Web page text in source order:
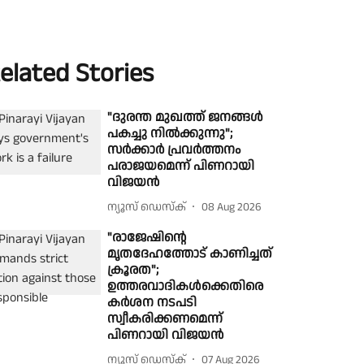
Stories
"ദുരന്ത മുഖത്ത് ജനങ്ങൾ
പകച്ചു നിൽക്കുന്നു";
സർക്കാർ പ്രവർത്തനം
പരാജയമെന്ന് പിണറായി
വിജയൻ
ന്യൂസ് ഡെസ്ക് 08 Aug 2026
"രാജേഷിൻ്റെ
മൃതദേഹത്തോട് കാണിച്ചത്
ക്രൂരത";
ഉത്തരവാദികൾക്കെതിരെ
കർശന നടപടി
സ്വീകരിക്കണമെന്ന്
പിണറായി വിജയൻ
ന്യൂസ് ഡെസ്ക് 07 Aug 2026